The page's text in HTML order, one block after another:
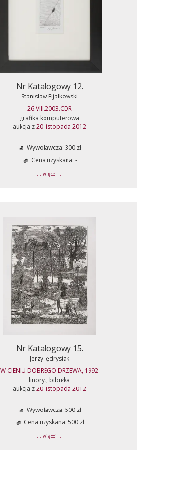
Nr Katalogowy 12.
Stanisław Fijałkowski
26.VIII.2003.CDR
grafika komputerowa
aukcja z20 listopada 2012
Wywoławcza: 300 zł
Cena uzyskana: -
... więcej ...
Nr Katalogowy 15.
Jerzy Jędrysiak
W CIENIU DOBREGO DRZEWA, 1992
linoryt, bibułka
aukcja z20 listopada 2012
Wywoławcza: 500 zł
Cena uzyskana: 500 zł
... więcej ...